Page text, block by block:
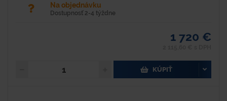
Na objednávku
Dostupnosť 2-4 týždne
1 720 €
KÚPIŤ